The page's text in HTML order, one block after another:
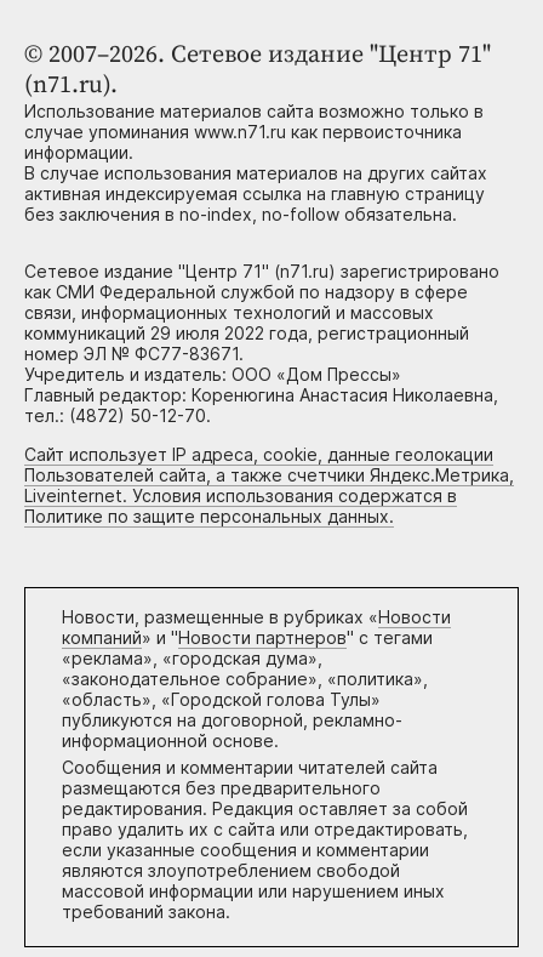
© 2007–2026. Сетевое издание "Центр 71"
(n71.ru).
Использование материалов сайта возможно только в
случае упоминания www.n71.ru как первоисточника
информации.
В случае использования материалов на других сайтах
активная индексируемая ссылка на главную страницу
без заключения в no-index, no-follow обязательна.
Сетевое издание "Центр 71" (n71.ru) зарегистрировано
как СМИ Федеральной службой по надзору в сфере
связи, информационных технологий и массовых
коммуникаций 29 июля 2022 года, регистрационный
номер ЭЛ № ФС77-83671.
Учредитель и издатель: ООО «Дом Прессы»
Главный редактор: Коренюгина Анастасия Николаевна,
тел.: (4872) 50-12-70.
Сайт использует IP адреса, cookie, данные геолокации
Пользователей сайта, а также счетчики Яндекс.Метрика,
Liveinternet. Условия использования содержатся в
Политике по защите персональных данных.
Новости, размещенные в рубриках «Новости
компаний» и "Новости партнеров" с тегами
«реклама», «городская дума»,
«законодательное собрание», «политика»,
«область», «Городской голова Тулы»
публикуются на договорной, рекламно-
информационной основе.
Сообщения и комментарии читателей сайта
размещаются без предварительного
редактирования. Редакция оставляет за собой
право удалить их с сайта или отредактировать,
если указанные сообщения и комментарии
являются злоупотреблением свободой
массовой информации или нарушением иных
требований закона.